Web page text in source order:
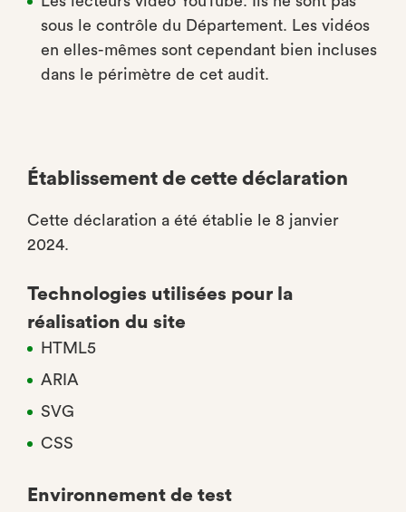
sous le contrôle du Département. Les vidéos
en elles-mêmes sont cependant bien incluses
dans le périmètre de cet audit.
Établissement de cette déclaration
Cette déclaration a été établie le 8 janvier
2024.
Technologies utilisées pour la
réalisation du site
HTML5
ARIA
SVG
CSS
Environnement de test